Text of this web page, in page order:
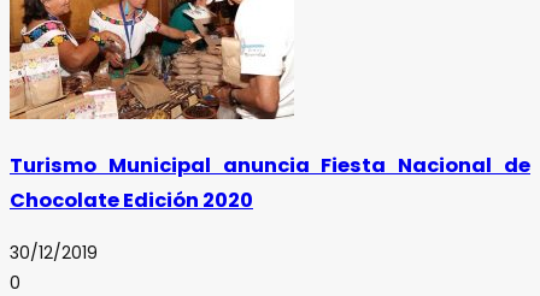
Turismo Municipal anuncia Fiesta Nacional de
Chocolate Edición 2020
30/12/2019
0